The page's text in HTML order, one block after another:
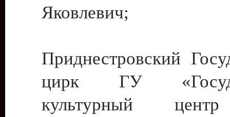
Яковлевич;
Приднестровский
цирк ГУ
культурный